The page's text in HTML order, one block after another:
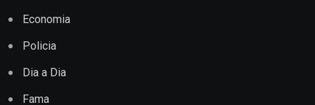
Economia
Policia
Dia a Dia
Fama